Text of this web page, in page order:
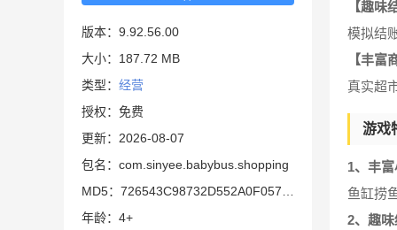
版本：9.92.56.00
大小：187.72 MB
类型： 经营
授权：免费
更新：2026-08-07
包名：com.sinyee.babybus.shopping
年龄：4+
【趣味
模拟结
【丰富
真实超
游戏
1、丰
鱼缸捞
2、趣